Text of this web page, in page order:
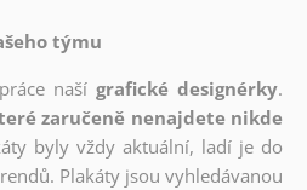
týmu
naší grafické designérky.
zaručeně nenajdete nikde
byly vždy aktuální, ladí je do
Plakáty jsou vyhledávanou